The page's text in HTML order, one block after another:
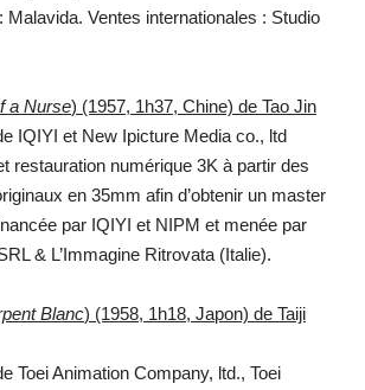
Malavida. Ventes internationales : Studio
a Nurse) (1957, 1h37, Chine) de Tao Jin
IQIYI et New Ipicture Media co., ltd
restauration numérique 3K à partir des
en 35mm afin d’obtenir un master
par IQIYI et NIPM et menée par
& L’Immagine Ritrovata (Italie).
Blanc) (1958, 1h18, Japon) de Taiji
Toei Animation Company, ltd., Toei